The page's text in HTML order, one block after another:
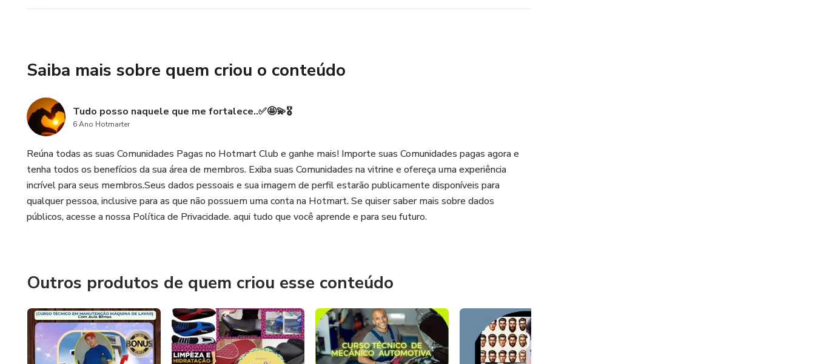
Saiba mais sobre quem criou o conteúdo
Tudo posso naquele que me fortalece..✅🤩💫🎖️
6 Ano Hotmarter
Reúna todas as suas Comunidades Pagas no Hotmart Club e ganhe mais! Importe suas Comunidades pagas agora e
tenha todos os benefícios da sua área de membros. Exiba suas Comunidades na vitrine e ofereça uma experiência
incrível para seus membros.Seus dados pessoais e sua imagem de perfil estarão publicamente disponíveis para
qualquer pessoa, inclusive para as que não possuem uma conta na Hotmart. Se quiser saber mais sobre dados
públicos, acesse a nossa Política de Privacidade. aqui tudo que você aprende e para seu futuro.
Outros produtos de quem criou esse conteúdo